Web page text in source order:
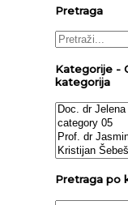
Pretraga
Kategorije -
kategorija
Pretraga po